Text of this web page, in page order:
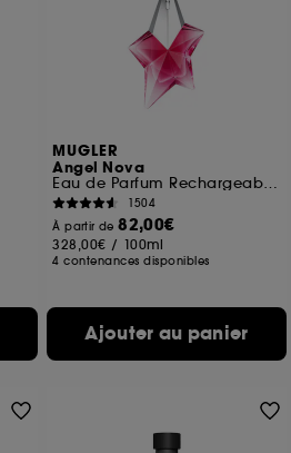
MUGLER
Angel Nova
Eau de Parfum Rechargeable Pour Elle Fruitée Florale Boisée
1504
À partir de82,00€
328,00€ / 100ml
4 contenances disponibles
Ajouter au panier